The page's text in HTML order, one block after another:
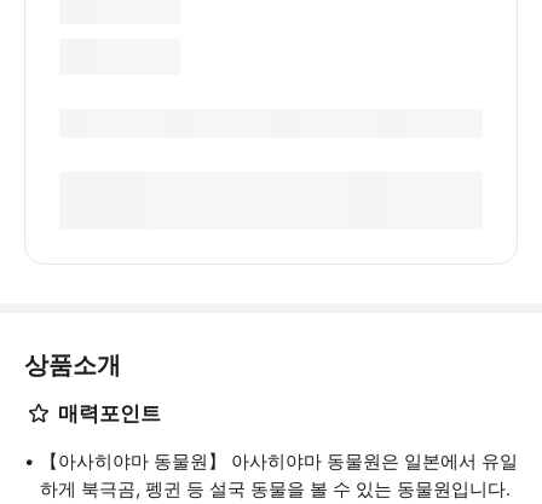
상품소개
매력포인트
【아사히야마 동물원】 아사히야마 동물원은 일본에서 유일
하게 북극곰, 펭귄 등 설국 동물을 볼 수 있는 동물원입니다.